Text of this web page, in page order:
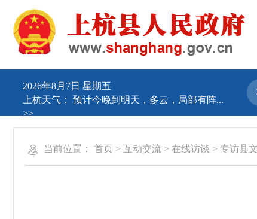
2026年8月7日 星期五
上杭天气： 预计今晚到明天，多云，局部有阵...
>>
当前位置： 首页 > 互动交流 > 在线访谈 > 专访县